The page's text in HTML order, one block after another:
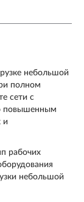
небольшой
полном
сети с
повышенным
и
рабочих
небольшой